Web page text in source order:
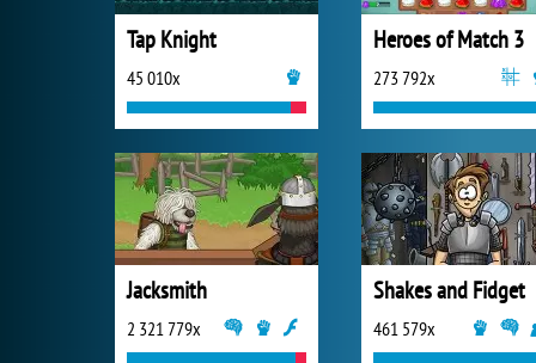
Tap Knight
45 010x
Heroes of Match 3
273 792x
Jacksmith
2 321 779x
Shakes and Fidget
461 579x